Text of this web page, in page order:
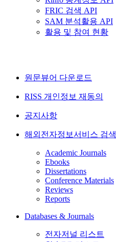
FRIC 검색 API
SAM 분석활용 API
활용 및 참여 현황
원문뷰어 다운로드
RISS 개인정보 재동의
공지사항
해외전자정보서비스 검색
Academic Journals
Ebooks
Dissertations
Conference Materials
Reviews
Reports
Databases & Journals
전자저널 리스트